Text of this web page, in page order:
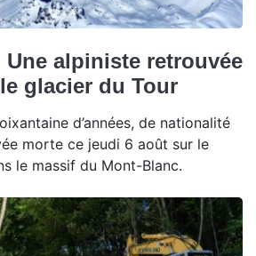
alpiniste retrouvée
glacier du Tour
d’années, de nationalité
morte ce jeudi 6 août sur le
le massif du Mont-Blanc.